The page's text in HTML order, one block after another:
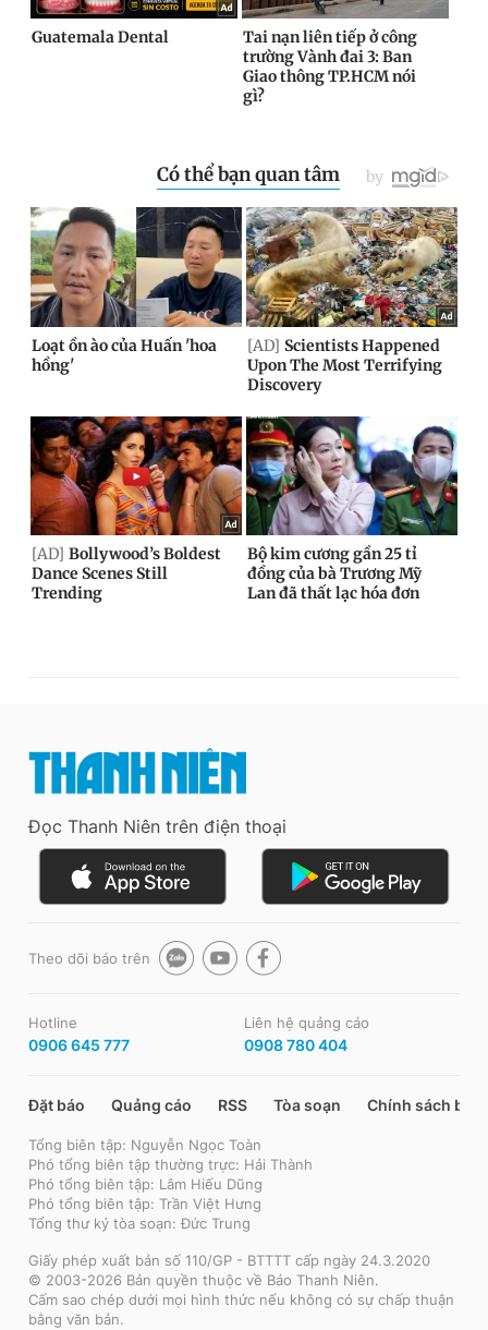
Đọc Thanh Niên trên điện thoại
Theo dõi báo trên
Hotline
0906 645 777
Liên hệ quảng cáo
0908 780 404
Đặt báo Quảng cáo RSS Tòa soạn Chính sách bảo
Tổng biên tập: Nguyễn Ngọc Toàn
Phó tổng biên tập thường trực: Hải Thành
Phó tổng biên tập: Lâm Hiếu Dũng
Phó tổng biên tập: Trần Việt Hưng
Tổng thư ký tòa soạn: Đức Trung
Giấy phép xuất bản số 110/GP - BTTTT cấp ngày 24.3.2020
© 2003-2026 Bản quyền thuộc về Báo Thanh Niên.
Cấm sao chép dưới mọi hình thức nếu không có sự chấp thuận
bằng văn bản.